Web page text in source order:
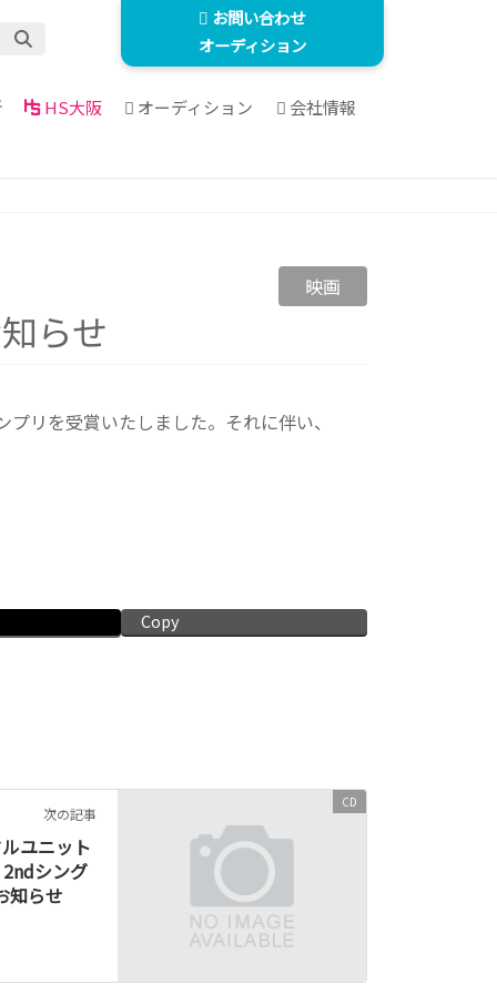
お問い合わせ
オーディション
HS大阪 オーディション 会社情報
映画
らせ
リを受賞いたしました。それに伴い、
Copy
CD
次の記事
ユニット
シング
知らせ